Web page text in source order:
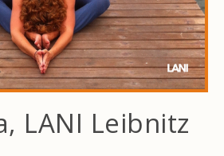
LANI Leibnitz